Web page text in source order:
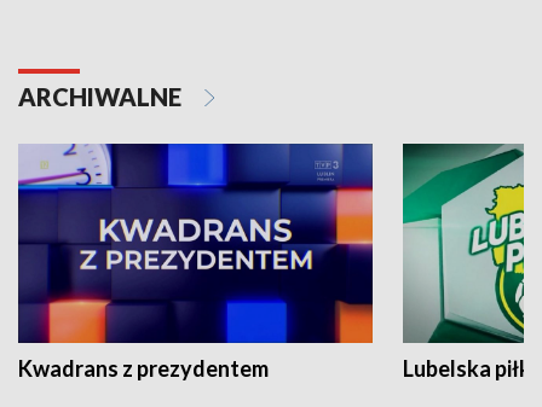
ARCHIWALNE
Kwadrans z prezydentem Lubelska piłka